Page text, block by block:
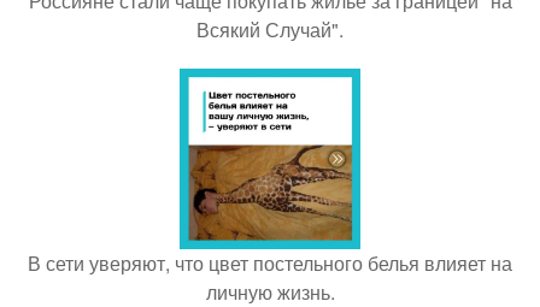
Всякий Случай".
В сети уверяют, что цвет постельного белья влияет на
личную жизнь.